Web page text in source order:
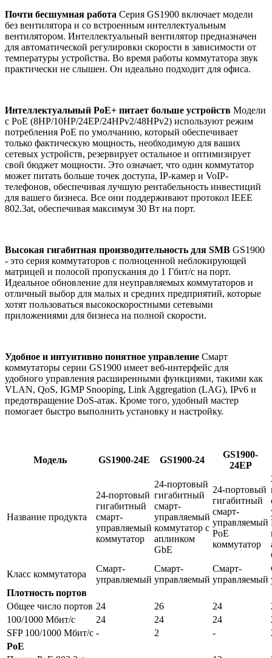
Почти бесшумная работа Серия GS1900 включает модели
без вентилятора и со встроенным интеллектуальным
вентилятором. Интеллектуальный вентилятор предназначен
для автоматической регулировки скорости в зависимости от
температуры устройства. Во время работы коммутатора звук
практически не слышен. Он идеально подходит для офиса.
Интеллектуальный PoE+ питает больше устройств Модели
с PoE (8HP/10HP/24EP/24HPv2/48HPv2) используют режим
потребления PoE по умолчанию, который обеспечивает
только фактическую мощность, необходимую для ваших
сетевых устройств, резервирует остальное и оптимизирует
свой бюджет мощности. Это означает, что один коммутатор
может питать больше точек доступа, IP-камер и VoIP-
телефонов, обеспечивая лучшую рентабельность инвестиций
для вашего бизнеса. Все они поддерживают протокол IEEE
802.3at, обеспечивая максимум 30 Вт на порт.
Высокая гигабитная производительность для SMB GS1900
- это серия коммутаторов с полноценной неблокирующей
матрицей и полосой пропускания до 1 Гбит/с на порт.
Идеальное обновление для неуправляемых коммутаторов и
отличный выбор для малых и средних предприятий, которые
хотят пользоваться высокоскоростными сетевыми
приложениями для бизнеса на полной скорости.
Удобное и интуитивно понятное управление Смарт
коммутаторы серии GS1900 имеет веб-интерфейс для
удобного управления расширенными функциями, такими как
VLAN, QoS, IGMP Snooping, Link Aggregation (LAG), IPv6 и
предотвращение DoS-атак. Кроме того, удобный мастер
помогает быстро выполнить установку и настройку.
Модель GS1900-24E GS1900-24
GS1900-
24EP
Название продукта
24-портовый
гигабитный
смарт-
управляемый
коммутатор
24-портовый
гигабитный
смарт-
управляемый
коммутатор с
аплинком
GbE
24-портовый
гигабитный
смарт-
управляемый
PoE
коммутатор
Класс коммутатора
Смарт-
управляемый
Смарт-
управляемый
Смарт-
управляемый
Плотность портов
Общее число портов 24 26 24
100/1000 Мбит/с
24 24 24
SFP 100/1000 Мбит/с - 2 -
PoE